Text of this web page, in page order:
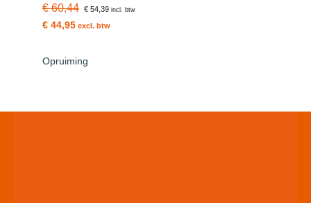
€ 60,44 € 54,39incl. btw
€ 44,95 excl. btw
Opruiming